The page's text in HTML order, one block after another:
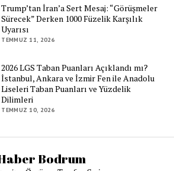
Trump’tan İran’a Sert Mesaj: “Görüşmeler
Sürecek” Derken 1000 Füzelik Karşılık
Uyarısı
TEMMUZ 11, 2026
2026 LGS Taban Puanları Açıklandı mı?
İstanbul, Ankara ve İzmir Fen ile Anadolu
Liseleri Taban Puanları ve Yüzdelik
Dilimleri
TEMMUZ 10, 2026
Bodrum